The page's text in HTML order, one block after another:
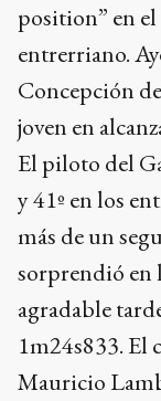
position” en
entrerriano.
Concepción
joven en
El piloto del
y 41º en los
más de un
sorprendió en
agradable
1m24s833. El
Mauricio